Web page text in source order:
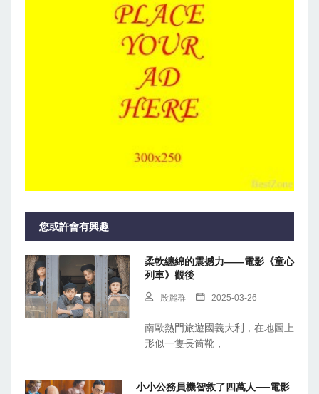
您或許會有興趣
柔軟纏綿的震撼力——電影《童心
列車》觀後
殷麗群 2025-03-26
南歐熱門旅遊國義大利，在地圖上
形似一隻長筒靴，
小小公務員機智救了四萬人──電影